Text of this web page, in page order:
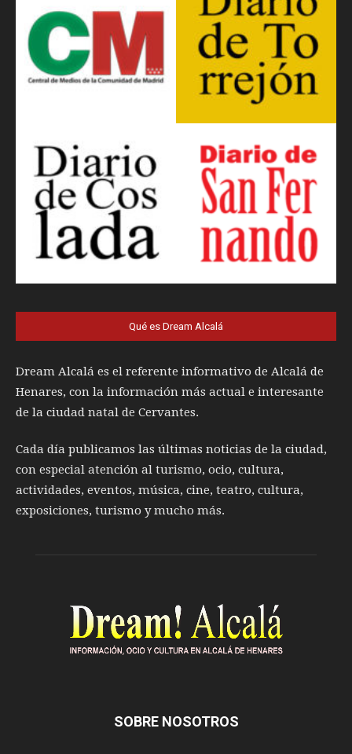
Qué es Dream Alcalá
Dream Alcalá es el referente informativo de Alcalá de
Henares, con la información más actual e interesante
de la ciudad natal de Cervantes.
Cada día publicamos las últimas noticias de la ciudad,
con especial atención al turismo, ocio, cultura,
actividades, eventos, música, cine, teatro, cultura,
exposiciones, turismo y mucho más.
SOBRE NOSOTROS